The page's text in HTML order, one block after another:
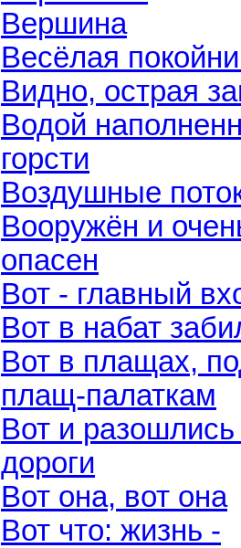
Вершина
Весёлая
Видно, острая
Водой
горсти
Воздушные
Вооружён и
опасен
Вот - главный
Вот в набат
Вот в плащах,
плащ-палаткам
Вот и разошлись
дороги
Вот она, вот она
Вот что: жизнь -